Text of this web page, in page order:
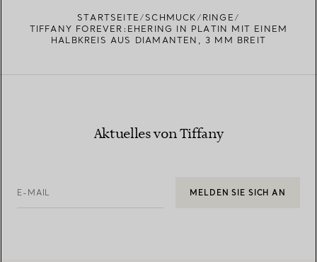
STARTSEITE SCHMUCK
RINGE
TIFFANY FOREVER:EHERING IN PLATIN MIT EINEM
HALBKREIS AUS DIAMANTEN, 3 MM BREIT
Aktuelles von Tiffany
E-MAIL MELDEN SIE SICH AN